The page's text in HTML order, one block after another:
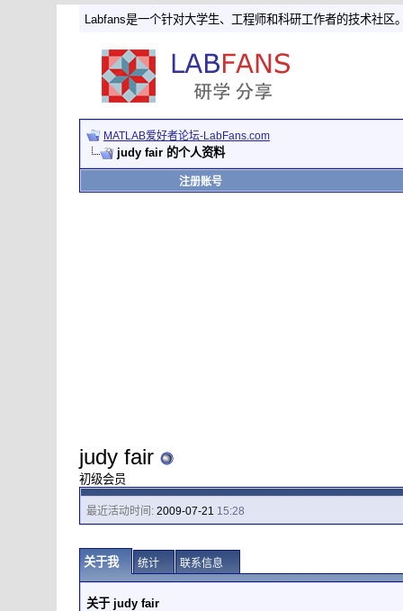
Labfans是一个针对大学生、工程师和科研工作者的技术社区
MATLAB爱好者论坛-LabFans.com
judy fair 的个人资料
注册账号
judy fair
初级会员
最近活动时间:2009-07-21 15:28
关于我 统计 联系信息
关于 judy fair